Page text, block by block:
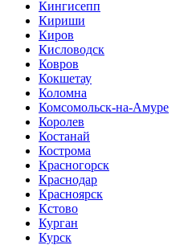
Кингисепп
Кириши
Киров
Кисловодск
Ковров
Кокшетау
Коломна
Комсомольск-на-Амуре
Королев
Костанай
Кострома
Красногорск
Краснодар
Красноярск
Кстово
Курган
Курск